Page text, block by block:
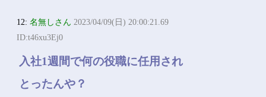
12:名無しさん 2023/04/09(日) 20:00:21.69
ID:t46xu3Ej0
入社1週間で何の役職に任用され
とったんや？